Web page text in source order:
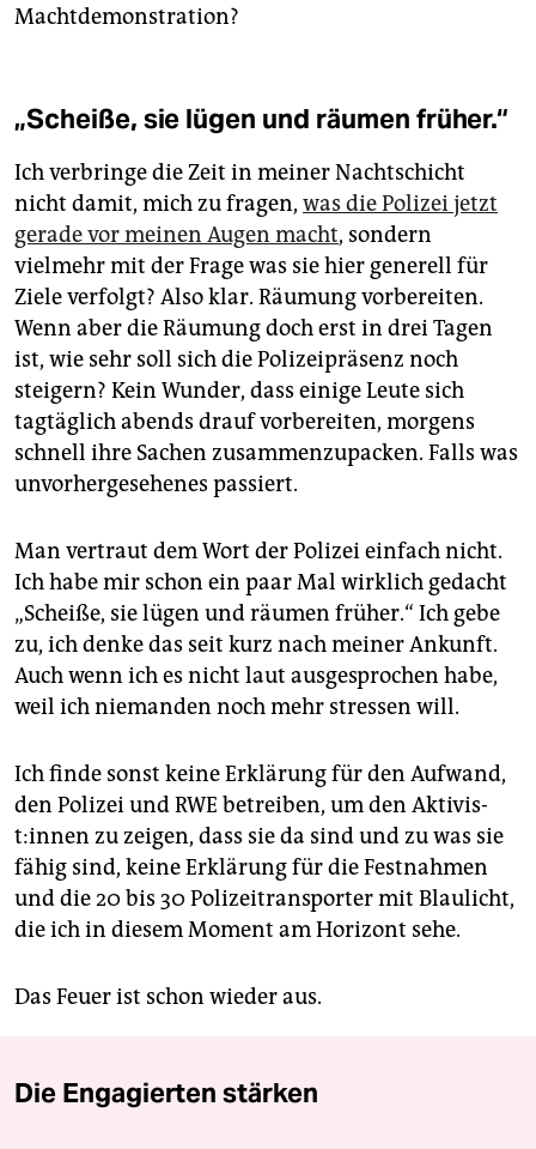
Machtdemonstration?
„Scheiße, sie lügen und räumen früher.“
Ich verbringe die Zeit in meiner Nachtschicht
nicht damit, mich zu fragen, was die Polizei jetzt
gerade vor meinen Augen macht, sondern
vielmehr mit der Frage was sie hier generell für
Ziele verfolgt? Also klar. Räumung vorbereiten.
Wenn aber die Räumung doch erst in drei Tagen
ist, wie sehr soll sich die Polizeipräsenz noch
steigern? Kein Wunder, dass einige Leute sich
tagtäglich abends drauf vorbereiten, morgens
schnell ihre Sachen zusammenzupacken. Falls was
unvorhergesehenes passiert.
Man vertraut dem Wort der Polizei einfach nicht.
Ich habe mir schon ein paar Mal wirklich gedacht
„Scheiße, sie lügen und räumen früher.“ Ich gebe
zu, ich denke das seit kurz nach meiner Ankunft.
Auch wenn ich es nicht laut ausgesprochen habe,
weil ich niemanden noch mehr stressen will.
Ich finde sonst keine Erklärung für den Aufwand,
den Polizei und RWE betreiben, um den Ak­ti­vis­
t:in­nen zu zeigen, dass sie da sind und zu was sie
fähig sind, keine Erklärung für die Festnahmen
und die 20 bis 30 Polizeitransporter mit Blaulicht,
die ich in diesem Moment am Horizont sehe.
Das Feuer ist schon wieder aus.
Die Engagierten stärken